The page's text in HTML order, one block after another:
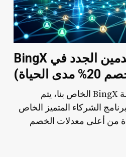
مزايا المستخدمين الجدد في BingX
مدى الحياة)
عندما تستخدم رابط إحالة BingX الخاص بنا، يتم
الشركاء المتميز الخاص
من أعلى معدلات الخصم